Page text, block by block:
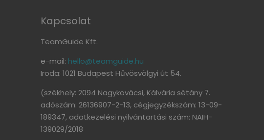
Kapcsolat
TeamGuide Kft.
e-mail: hello@teamguide.hu
Iroda: 1021 Budapest Hűvösvölgyi út 54.
(székhely: 2094 Nagykovácsi, Kálvária sétány 7.
adószám: 26136907-2-13, cégjegyzékszám: 13-09-
189347, adatkezelési nyilvántartási szám: NAIH-
139029/2018